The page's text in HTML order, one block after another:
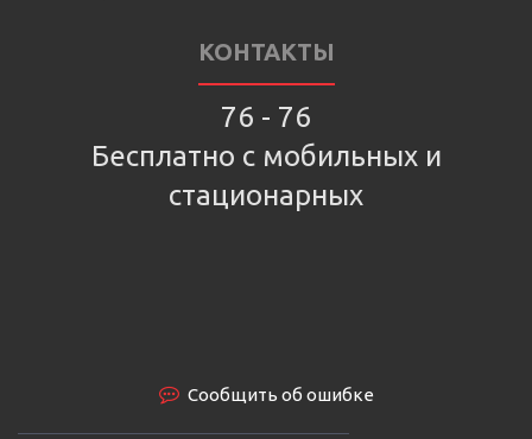
КОНТАКТЫ
76 - 76
Бесплатно с мобильных и
стационарных
Сообщить об ошибке